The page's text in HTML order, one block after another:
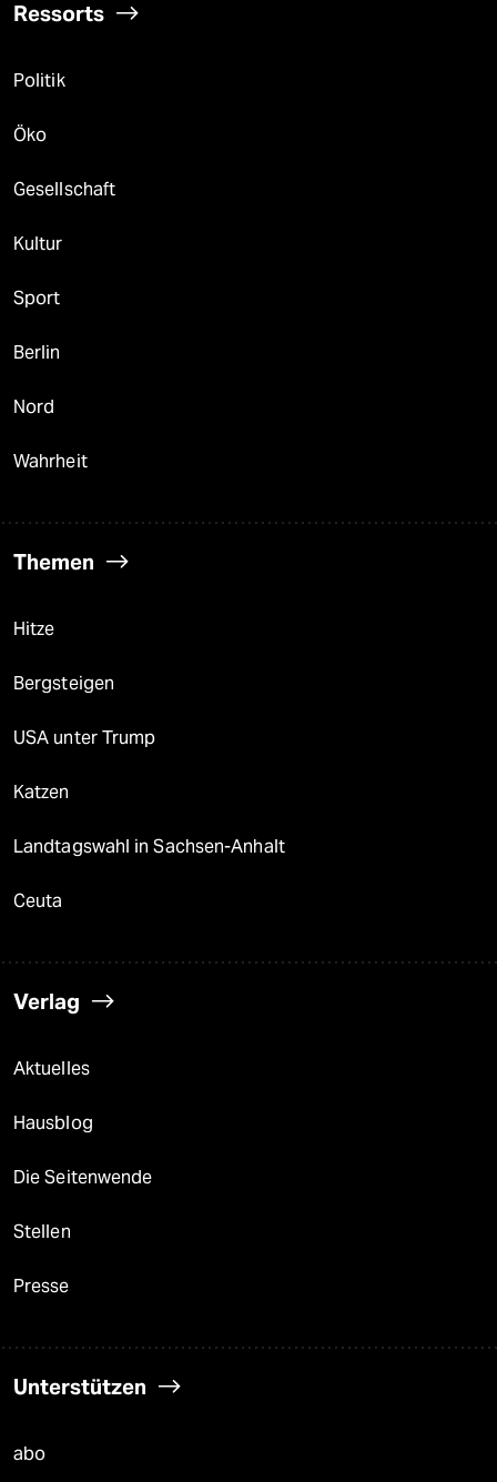
Ressorts
Politik
Öko
Gesellschaft
Kultur
Sport
Berlin
Nord
Wahrheit
Themen
Hitze
Bergsteigen
USA unter Trump
Katzen
Landtagswahl in Sachsen-Anhalt
Ceuta
Verlag
Aktuelles
Hausblog
Die Seitenwende
Stellen
Presse
Unterstützen
abo